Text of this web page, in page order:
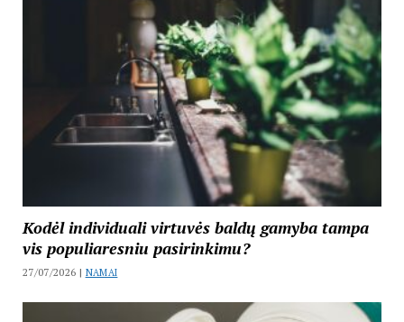
Kodėl individuali virtuvės baldų gamyba tampa
vis populiaresniu pasirinkimu?
27/07/2026 | NAMAI